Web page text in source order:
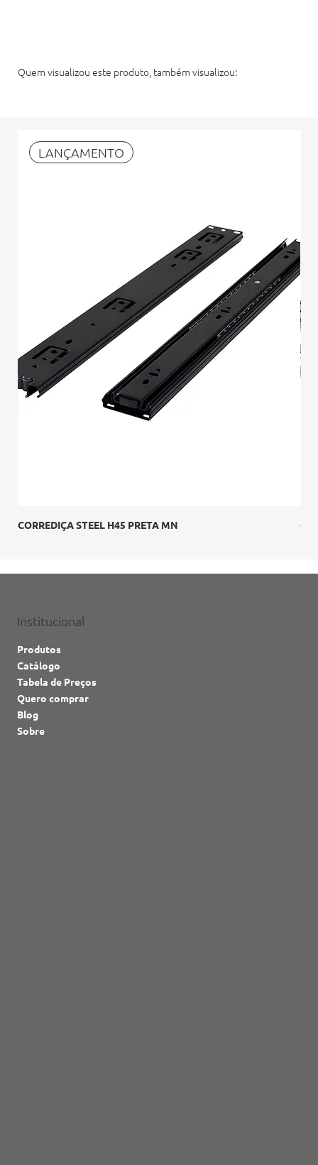
Quem visualizou este produto, também visualizou:
LANÇAMENTO
CORREDIÇA STEEL H45 PRETA MN
Institucional
Produtos
Catálogo
Tabela de Preços
Quero comprar
Blog
Sobre